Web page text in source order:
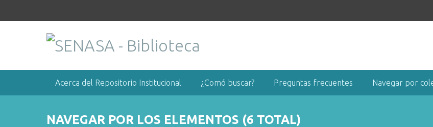
Acerca del Repositorio Institucional ¿Comó buscar? Preguntas frecuentes Navegar por
NAVEGAR POR LOS ELEMENTOS (6 TOTAL)